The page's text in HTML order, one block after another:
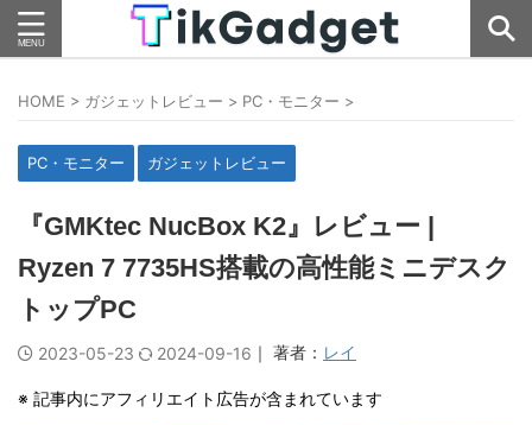
HOME > ガジェットレビュー > PC・モニター >
PC・モニター ガジェットレビュー
『GMKtec NucBox K2』レビュー |
Ryzen 7 7735HS搭載の高性能ミニデスク
トップPC
2023-05-23 2024-09-16 ｜ 著者： レイ
※ 記事内にアフィリエイト広告が含まれています